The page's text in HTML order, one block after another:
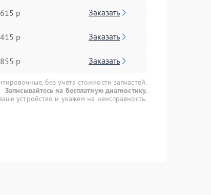
615 р Заказать
415 р Заказать
855 р Заказать
без учета стоимости запчастей.
Записывайтесь на бесплатную диагностику.
устройство и укажем на неисправность.